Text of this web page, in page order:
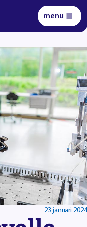
menu
tekst
23 januari 2024